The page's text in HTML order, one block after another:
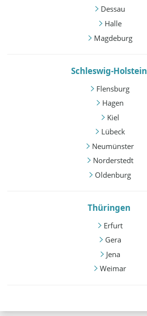
Dessau
Halle
Magdeburg
Schleswig-Holstein
Flensburg
Hagen
Kiel
Lübeck
Neumünster
Norderstedt
Oldenburg
Thüringen
Erfurt
Gera
Jena
Weimar